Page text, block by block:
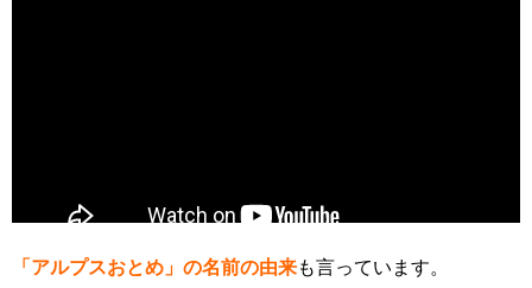
「アルプスおとめ」の名前の由来も言っています。